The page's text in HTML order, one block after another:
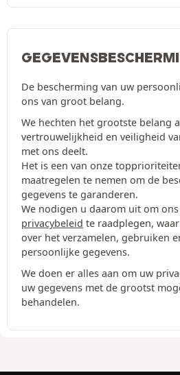
De bescherming van uw
ons van groot belang.
We hechten het grootste belang
vertrouwelijkheid en veiligheid
met ons deelt.
Het is een van onze
maatregelen te nemen om de
gegevens te garanderen.
We nodigen u daarom uit om
privacybeleid te raadplegen,
over het verzamelen, gebruiken
persoonlijke gegevens.
We doen er alles aan om uw
uw gegevens met de grootst
behandelen.